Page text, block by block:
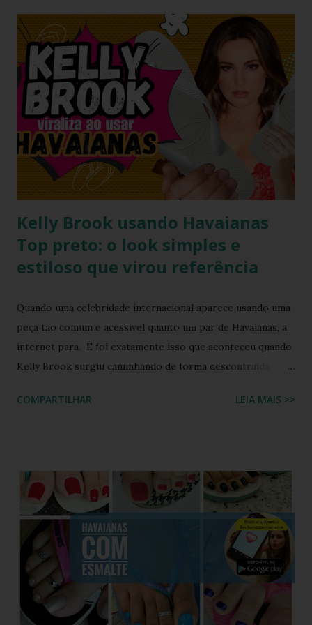
matéria, mergulhamos nos detalhes técnicos e estéticos do
look, com foco especial no calçado que desafiou as leis da
gravidade e da moda: o salto plataforma construído com
Havaianas . A ironia da "Basiquinha": O figurino de joias
Antes de chegarmos aos pés, precisamos falar sobre a
armadura de brilho que Paolla ostentou. O conjunto,
composto por um top e uma minissaia, não era apenas
"bordado", mas sim uma escultura de pedrarias
multicoloridas . ...
Kelly Brook usando Havaianas
Top preto: o look simples e
estiloso que virou referência
Quando uma celebridade internacional aparece usando uma
peça tão comum e acessível quanto um par de Havaianas, a
internet para. E foi exatamente isso que aconteceu quando
Kelly Brook surgiu caminhando de forma descontraída
que se tornou rapidamente uma inspiração para fãs de
“estilo real da vida real”: confortável, descomplicado e
totalmente copiável. É aquele tipo de visual que mostra
que moda não precisa ser cara, extravagante ou complexa e
que até as celebridades mais glamourosas valorizam peças
acessíveis que todo mundo pode ter. Hoje você vai ver por
que esse look viralizou, como a atriz combinou o modelo
Top preto, por que celebridades adoram esse clássico
brasileiro e como você pode reproduzir o visual da Kelly
COMPARTILHAR LEIA MAIS >>